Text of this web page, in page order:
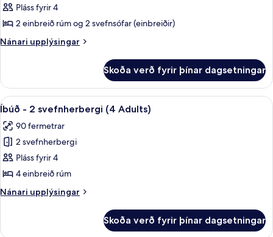
Íbúð
-
1
svefnherbergi
adults
and
2
children)
Pláss fyrir 4
2 einbreið rúm og 2 svefnsófar (einbreiðir)
Nánari upplýsingar
Nánari
-
svefnherbergi
adults
and
children)
Skoða verð fyrir þínar dagsetningar
Skoða
allar
myndir
fyrir
Íbúð
-
2
svefnherbergi
Adults)
Ofnæmisprófaður sængurfatnaður,
10
Íbúð - 2 svefnherbergi (4 Adults)
90 fermetrar
2 svefnherbergi
Pláss fyrir 4
4 einbreið rúm
Nánari upplýsingar
Nánari
Skoða verð fyrir þínar dagsetningar